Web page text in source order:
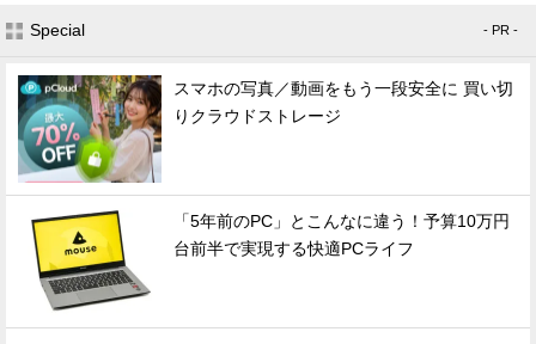
Special - PR -
スマホの写真／動画をもう一段安全に 買い切
りクラウドストレージ
「5年前のPC」とこんなに違う！予算10万円
台前半で実現する快適PCライフ